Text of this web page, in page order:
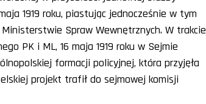
1919 roku, piastując jednocześnie w tym
Spraw Wewnętrznych. W trakcie
PK i ML, 16 maja 1919 roku w Sejmie
formacji policyjnej, która przyjęła
projekt trafił do sejmowej komisji